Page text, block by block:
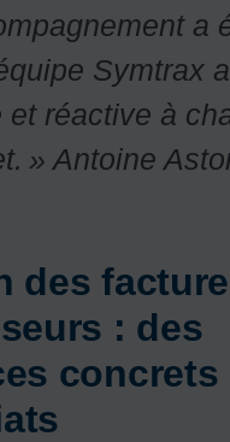
a
Symtrax a
et réactive à
» Antoine
des
: des
concrets